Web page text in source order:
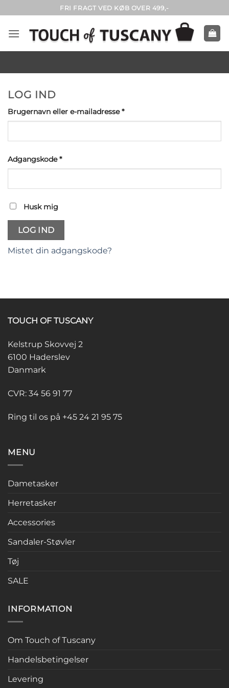
til
indhold
FRI FRAGT VED KØB OVER 499,-
LOG IND
Brugernavn eller e-mailadresse*Påkrævet
Adgangskode*Påkrævet
Husk mig
LOG IND
Mistet din adgangskode?
TOUCH OF TUSCANY
Kelstrup Skovvej 2
6100 Haderslev
Danmark
CVR: 34 56 91 77
Ring til os på +45 24 21 95 75
MENU
Dametasker
Herretasker
Accessories
Sandaler-Støvler
Tøj
SALE
INFORMATION
Om Touch of Tuscany
Handelsbetingelser
Levering